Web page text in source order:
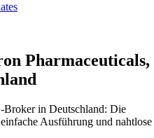
Pharmaceuticals,
Broker in Deutschland: Die
Ausführung und nahtlose